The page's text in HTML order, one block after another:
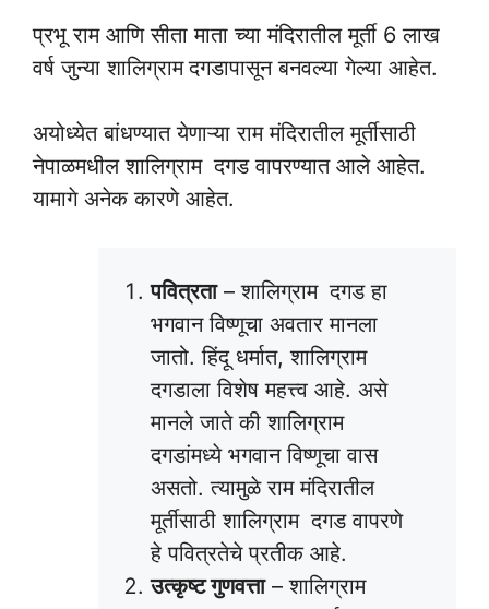
प्रभू राम आणि सीता माता च्या मंदिरातील मूर्ती 6 लाख
वर्ष जुन्या शालिग्राम दगडापासून बनवल्या गेल्या आहेत.
अयोध्येत बांधण्यात येणाऱ्या राम मंदिरातील मूर्तीसाठी
नेपाळमधील शालिग्राम दगड वापरण्यात आले आहेत.
यामागे अनेक कारणे आहेत.
पवित्रता– शालिग्राम दगड हा
भगवान विष्णूचा अवतार मानला
जातो. हिंदू धर्मात, शालिग्राम
दगडाला विशेष महत्त्व आहे. असे
मानले जाते की शालिग्राम
दगडांमध्ये भगवान विष्णूचा वास
असतो. त्यामुळे राम मंदिरातील
मूर्तीसाठी शालिग्राम दगड वापरणे
हे पवित्रतेचे प्रतीक आहे.
उत्कृष्ट गुणवत्ता– शालिग्राम